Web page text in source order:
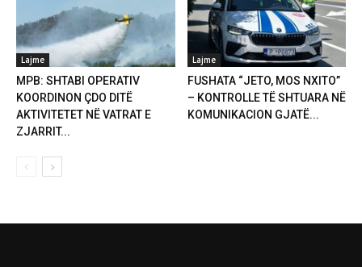
Lajme
MPB: SHTABI OPERATIV
KOORDINON ÇDO DITË
AKTIVITETET NË VATRAT E
ZJARRIT...
Lajme
FUSHATA “JETO, MOS NXITO”
– KONTROLLE TË SHTUARA NË
KOMUNIKACION GJATË...